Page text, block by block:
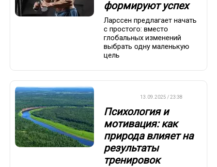
формируют успех
Ларссен предлагает начать
с простого: вместо
глобальных изменений
выбрать одну маленькую
цель
13.09.2025 / 23:38
Психология и
мотивация: как
природа влияет на
результаты
тренировок